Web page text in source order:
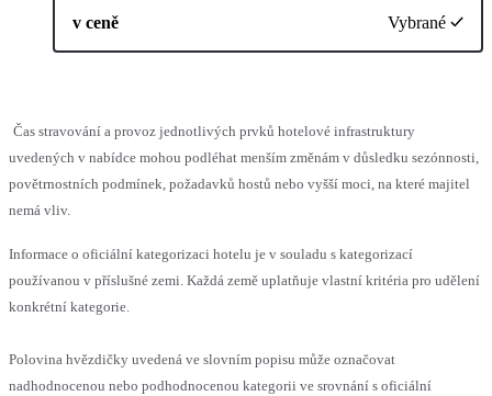
v ceně Vybrané
Čas stravování a provoz jednotlivých prvků hotelové infrastruktury
uvedených v nabídce mohou podléhat menším změnám v důsledku sezónnosti,
povětrnostních podmínek, požadavků hostů nebo vyšší moci, na které majitel
nemá vliv.
Informace o oficiální kategorizaci hotelu je v souladu s kategorizací
používanou v příslušné zemi. Každá země uplatňuje vlastní kritéria pro udělení
konkrétní kategorie.
Polovina hvězdičky uvedená ve slovním popisu může označovat
nadhodnocenou nebo podhodnocenou kategorii ve srovnání s oficiální